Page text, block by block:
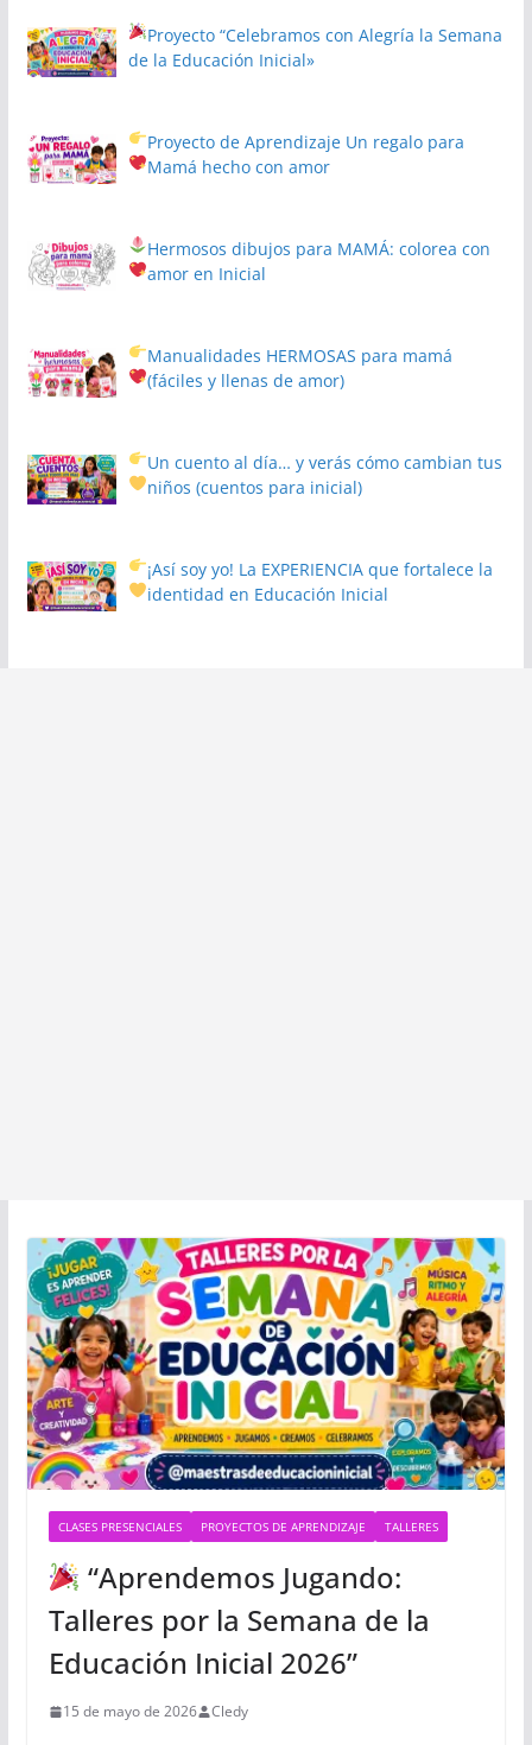
Proyecto“Celebramos con Alegría la Semana
de la Educación Inicial»
Proyecto de Aprendizaje Un regalo para
Mamá hecho con amor
Hermosos dibujos para MAMÁ: colorea con
amor en Inicial
Manualidades HERMOSAS para mamá
(fáciles y llenas de amor)
Un cuento al día… y verás cómo cambian tus
niños(cuentos para inicial)
¡Así soy yo! La EXPERIENCIA que fortalece la
identidad en Educación Inicial
CLASES PRESENCIALES PROYECTOS DE APRENDIZAJE TALLERES
“Aprendemos Jugando:
Talleres por la Semana de la
Educación Inicial 2026”
15 de mayo de 2026 Cledy